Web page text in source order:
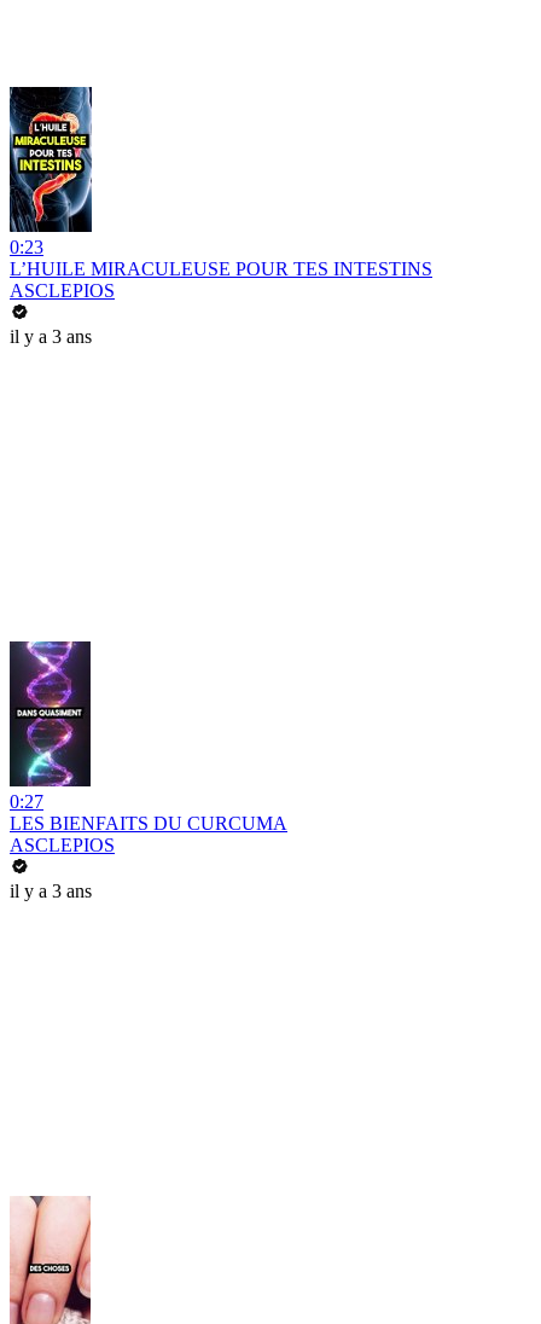
0:23
L’HUILE MIRACULEUSE POUR TES INTESTINS
ASCLEPIOS
il y a 3 ans
0:27
LES BIENFAITS DU CURCUMA
ASCLEPIOS
il y a 3 ans